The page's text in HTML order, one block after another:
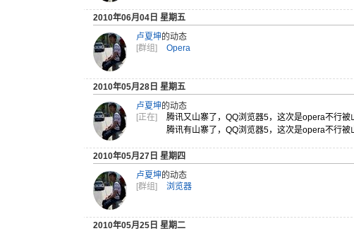
2010年06月04日 星期五
卢夏坤的动态
[群组]
Opera
2010年05月28日 星期五
卢夏坤的动态
[正在]
腾讯又山寨 了，QQ浏 览器5，这次是opera不行被
腾讯有山寨 了，QQ浏 览器5，这次是opera不行被
2010年05月27日 星期四
卢夏坤的动态
[群组]
浏览器
2010年05月25日 星期二